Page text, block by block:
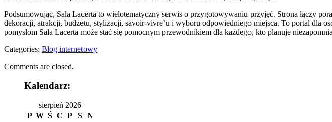
Podsumowując, Sala Lacerta to wielotematyczny serwis o przygotowywaniu przyjęć. Strona łączy
dekoracji, atrakcji, budżetu, stylizacji, savoir-vivre’u i wyboru odpowiedniego miejsca. To portal dla
pomysłom Sala Lacerta może stać się pomocnym przewodnikiem dla każdego, kto planuje
Categories: Blog internetowy
Comments are closed.
Kalendarz:
sierpień 2026
P W Ś C P S N